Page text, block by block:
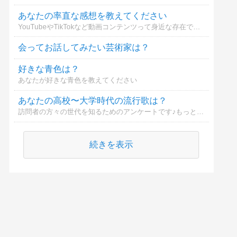
あなたの率直な感想を教えてください
YouTubeやTikTokなど動画コンテンツって身近な存在ですよね。その動画を制作する 動画編集 ってどう思いますか？こそっと教えてください。
会ってお話してみたい芸術家は？
好きな青色は？
あなたが好きな青色を教えてください
あなたの高校〜大学時代の流行歌は？
訪問者の方々の世代を知るためのアンケートです♪もっといい曲などあれば思い出と共にご記載ください♪♪
続きを表示